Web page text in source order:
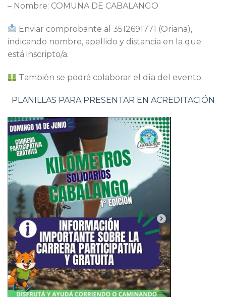
– ⁠Nombre: COMUNA DE CABALANGO
Enviar comprobante al 3512691771 (Oriana),
indicando nombre, apellido y distancia en la que
está inscripto/a.
También se podrá colaborar el día del evento.
PLANILLAS PARA PRESENTAR EN ACREDITACIÓN